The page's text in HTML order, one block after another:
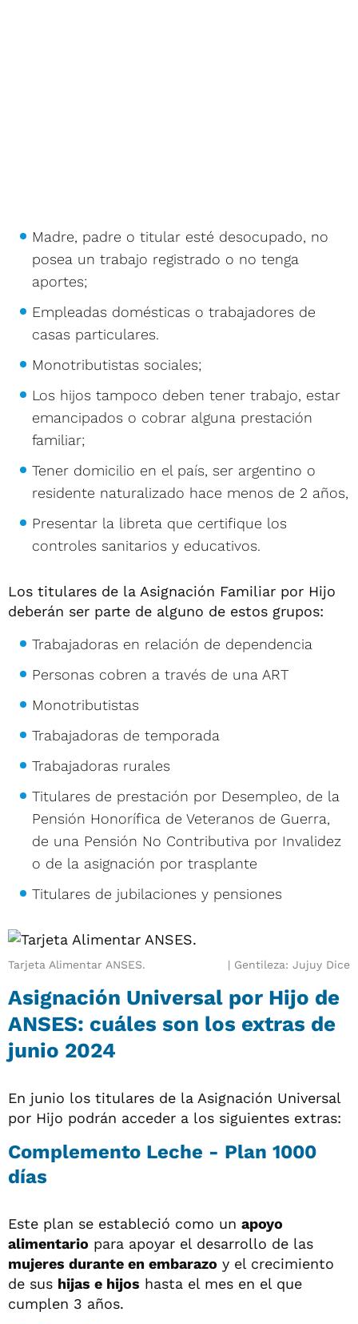
Madre, padre o titular esté desocupado, no
posea un trabajo registrado o no tenga
aportes;
Empleadas domésticas o trabajadores de
casas particulares.
Monotributistas sociales;
Los hijos tampoco deben tener trabajo, estar
emancipados o cobrar alguna prestación
familiar;
Tener domicilio en el país, ser argentino o
residente naturalizado hace menos de 2 años,
Presentar la libreta que certifique los
controles sanitarios y educativos.
Los titulares de la Asignación Familiar por Hijo
deberán ser parte de alguno de estos grupos:
Trabajadoras en relación de dependencia
Personas cobren a través de una ART
Monotributistas
Trabajadoras de temporada
Trabajadoras rurales
Titulares de prestación por Desempleo, de la
Pensión Honorífica de Veteranos de Guerra,
de una Pensión No Contributiva por Invalidez
o de la asignación por trasplante
Titulares de jubilaciones y pensiones
Tarjeta Alimentar ANSES. Gentileza: Jujuy Dice
Asignación Universal por Hijo de
ANSES: cuáles son los extras de
junio 2024
En junio los titulares de la Asignación Universal
por Hijo podrán acceder a los siguientes extras:
Complemento Leche - Plan 1000
días
Este plan se estableció como un apoyo
alimentario para apoyar el desarrollo de las
mujeres durante en embarazo y el crecimiento
de sus hijas e hijos hasta el mes en el que
cumplen 3 años.